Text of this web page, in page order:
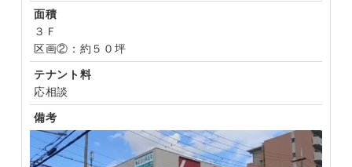
面積
３Ｆ
区画②：約５０坪
テナント料
応相談
備考